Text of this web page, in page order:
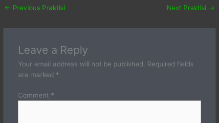
← Previous Praktisi Next Praktisi →
Leave a Reply
Your email address will not be published.
Required fields
are marked *
Comment *